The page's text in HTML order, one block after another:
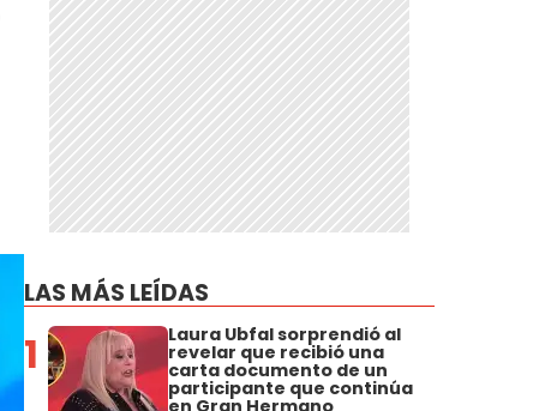
LAS MÁS LEÍDAS
1 Laura Ubfal sorprendió al
revelar que recibió una
carta documento de un
participante que continúa